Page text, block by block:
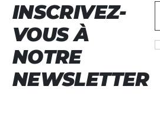
INSCRIVEZ-
VOUS À
NOTRE
NEWSLETTER